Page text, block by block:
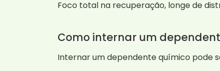
Foco total na recuperação, longe de
Como internar um
Internar um dependente químico pode